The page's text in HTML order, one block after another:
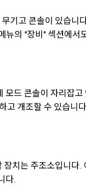
기고 콘솔이 있습
의 "장비" 섹션에서
모드 콘솔이 자리잡
고 개조할 수 있습니
치는 주조소입니
다.